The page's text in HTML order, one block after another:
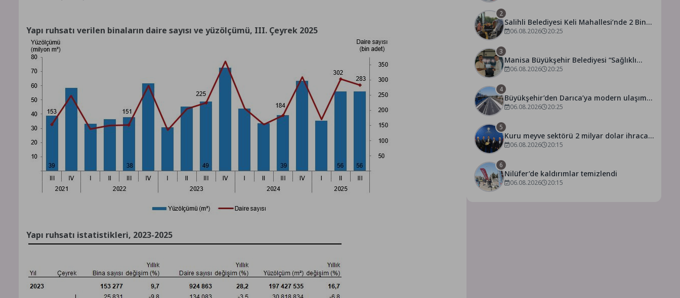
Yapı ruhsatı verilen binaların daire sayısı ve yüzölçümü, III. Çeyrek 2025
Yapı ruhsatı istatistikleri, 2023-2025
2
Salihli Belediyesi Keli Mahallesi’nde 2 Bin
250 Ton Sıcak Asfalt Çalışmasını
06.08.2026 20:25
3
Manisa Büyükşehir Belediyesi “Sağlıklı
İşyeri” Sertifikasını Aldı
06.08.2026 20:25
4
Büyükşehir’den Darıca’ya modern ulaşım
yatırımı
06.08.2026 20:25
5
Kuru meyve sektörü 2 milyar dolar ihracat
hedefi için Ankara’dan destek istedi
06.08.2026 20:15
6
Nilüfer’de kaldırımlar temizlendi
06.08.2026 20:15